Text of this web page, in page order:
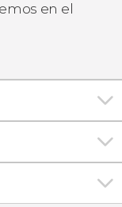
en el